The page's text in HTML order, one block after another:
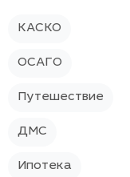
КАСКО
ОСАГО
Путешествие
ДМС
Ипотека